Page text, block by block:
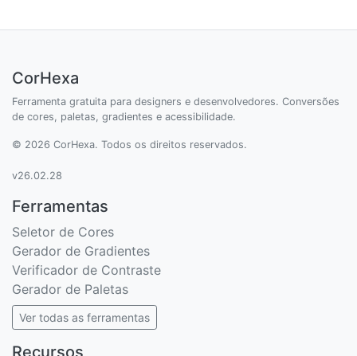
CorHexa
Ferramenta gratuita para designers e desenvolvedores. Conversões
de cores, paletas, gradientes e acessibilidade.
© 2026 CorHexa. Todos os direitos reservados.
v26.02.28
Ferramentas
Seletor de Cores
Gerador de Gradientes
Verificador de Contraste
Gerador de Paletas
Ver todas as ferramentas
Recursos